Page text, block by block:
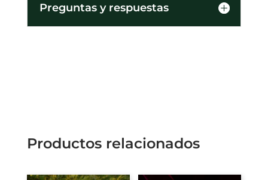
Preguntas y respuestas
Productos relacionados